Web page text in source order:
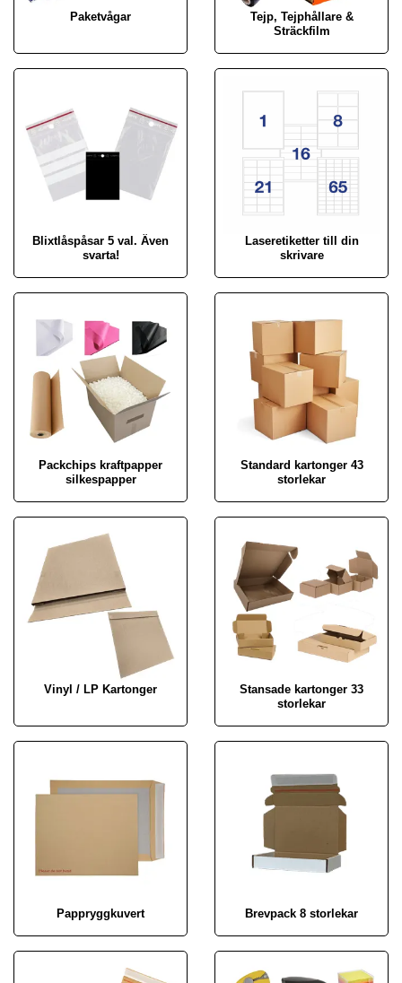
Paketvågar
Tejp, Tejphållare &
Sträckfilm
Blixtlåspåsar 5 val. Även
svarta!
Laseretiketter till din
skrivare
Packchips kraftpapper
silkespapper
Standard kartonger 43
storlekar
Vinyl / LP Kartonger
Stansade kartonger 33
storlekar
Pappryggkuvert Brevpack 8 storlekar